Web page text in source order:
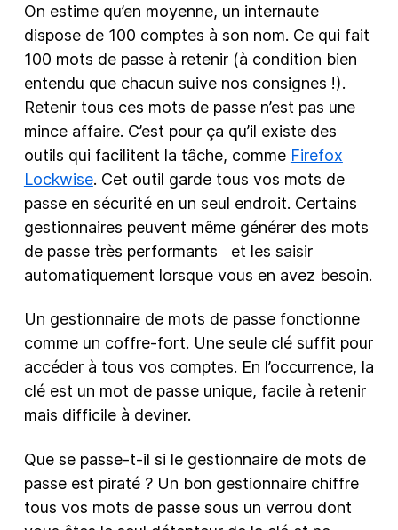
On estime qu’en moyenne, un internaute
dispose de 100 comptes à son nom. Ce qui fait
100 mots de passe à retenir (à condition bien
entendu que chacun suive nos consignes !).
Retenir tous ces mots de passe n’est pas une
mince affaire. C’est pour ça qu’il existe des
outils qui facilitent la tâche, comme Firefox
Lockwise. Cet outil garde tous vos mots de
passe en sécurité en un seul endroit. Certains
gestionnaires peuvent même générer des mots
de passe très performants et les saisir
automatiquement lorsque vous en avez besoin.
Un gestionnaire de mots de passe fonctionne
comme un coffre-fort. Une seule clé suffit pour
accéder à tous vos comptes. En l’occurrence, la
clé est un mot de passe unique, facile à retenir
mais difficile à deviner.
Que se passe-t-il si le gestionnaire de mots de
passe est piraté ? Un bon gestionnaire chiffre
tous vos mots de passe sous un verrou dont